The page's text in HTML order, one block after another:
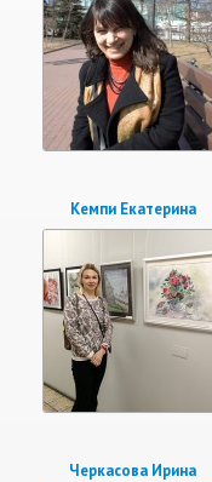
Кемпи Екатерина
Черкасова Ирина